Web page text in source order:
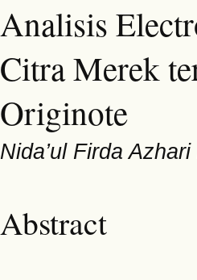
Analisis
Citra Merek
Originote
Nida’ul Firda
Abstract